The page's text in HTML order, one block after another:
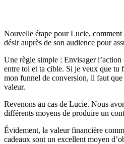
Nouvelle étape pour Lucie,
désir auprès de son audience pour
Une règle simple : Envisager
entre toi et ta cible. Si je veux que tu
mon funnel de conversion, il faut que
valeur.
Revenons au cas de Lucie. Nous
différents moyens de produire un
Évidement, la valeur financière
cadeaux sont un excellent moyen